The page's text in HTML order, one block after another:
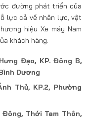
đường phát triển của
lực cả về nhân lực, vật
hiệu Xe máy Nam
khách hàng.
Đạo, KP. Đông B,
Dương
Thủ, KP.2, Phường
Thới Tam Thôn,